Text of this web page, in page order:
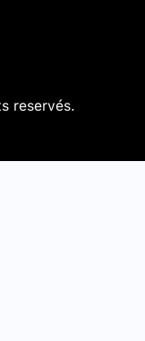
reservés.